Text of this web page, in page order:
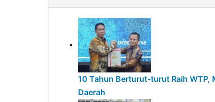
10 Tahun Berturut-turut Raih WTP,
Daerah